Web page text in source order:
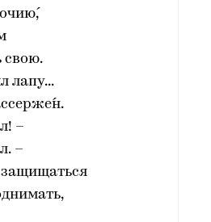
свою.
лапу...
–
–
защищаться